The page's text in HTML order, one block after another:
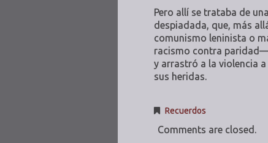
Pero allí se trataba de
despiadada, que, más
comunismo leninista o
racismo contra
y arrastró a la violencia
sus heridas.
Recuerdos
Comments are closed.